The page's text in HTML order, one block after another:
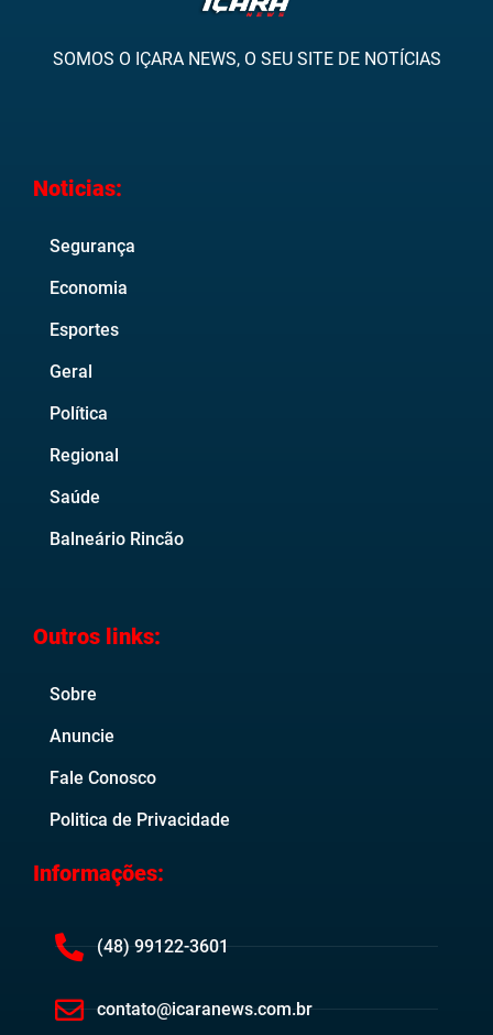
SOMOS O IÇARA NEWS, O SEU SITE DE NOTÍCIAS
Noticias:
Segurança
Economia
Esportes
Geral
Política
Regional
Saúde
Balneário Rincão
Outros links:
Sobre
Anuncie
Fale Conosco
Politica de Privacidade
Informações:
(48) 99122-3601
contato@icaranews.com.br